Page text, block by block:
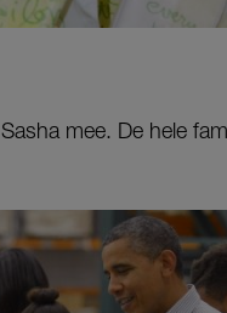
mee. De hele